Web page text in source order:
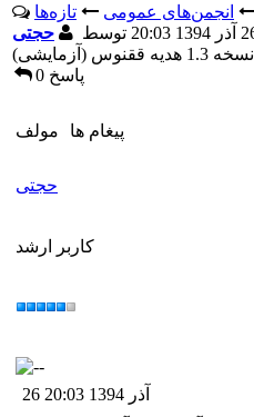
انجمن‌های عمومی
تازه‌ها
حجتی
نسخه 1.3 هدیه ققنوس (آزمایشی)
0 پاسخ
مولف پيغام ها
حجتی
کاربر ارشد
26 آذر 1394 20:03